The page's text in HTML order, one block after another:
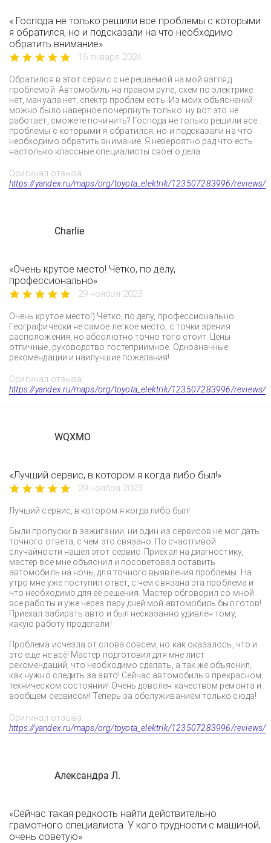
« Господа не только решили все проблемы с которыми
я обратился, но и подсказали на что необходимо
обратить внимание»
16 января 2024
Обратился в этот сервис с не решаемой на мой взгляд
проблемой. Автомобиль на правом руле, схем по электрике
нет, мануала нет, спектр проблем есть. Из моих объяснений
можно было наверное почерпнуть только: ну вот это не
работает, сможете починить? Господа не только решили все
проблемы с которыми я обратился, но и подсказали на что
необходимо обратить внимание. Я невероятно рад что есть
настолько классные специалисты своего дела.
Оригинал отзыва:
https://yandex.ru/maps/org/toyota_elektrik/123507283996/reviews/
Charlie
«Очень крутое место! Чётко, по делу,
профессионально»
29 ноября 2023
Очень крутое место!) Чётко, по делу, профессионально.
Географически не самое лёгкое место, с точки зрения
расположения, но абсолютно точно того стоит. Цены
отличные, руководство гостеприимное. Однозначные
рекомендации и наилучшие пожелания!
Оригинал отзыва:
https://yandex.ru/maps/org/toyota_elektrik/123507283996/reviews/
WQXMO
«Лучший сервис, в котором я когда либо был!»
29 ноября 2023
Лучший сервис, в котором я когда либо был!
Были пропуски в зажигании, ни один из сервисов не мог дать
точного ответа, с чем это связано. По счастливой
случайности нашёл этот сервис. Приехал на диагностику,
мастер всё мне объяснил и посоветовал оставить
автомобиль на ночь, для точного выявления проблемы. На
утро мне уже поступил ответ, с чем связана эта проблема и
что необходимо для её решения. Мастер обговорил со мной
все работы и уже через пару дней мой автомобиль был готов!
Приехал забирать авто и был несказанно удивлён тому,
какую работу проделали!
Проблема исчезла от слова совсем, но как оказалось, что и
это ещё не всё! Мастер подготовил для мне лист
рекомендаций, что необходимо сделать, а так же объяснил,
как нужно следить за авто! Сейчас автомобиль в прекрасном
техническом состоянии! Очень доволен качеством ремонта и
вообщем сервисом! Теперь за обслуживанием только сюда!
Оригинал отзыва:
https://yandex.ru/maps/org/toyota_elektrik/123507283996/reviews/
Александра Л.
«Сейчас такая редкость найти действительно
грамотного специалиста. У кого трудности с машиной,
очень советую»